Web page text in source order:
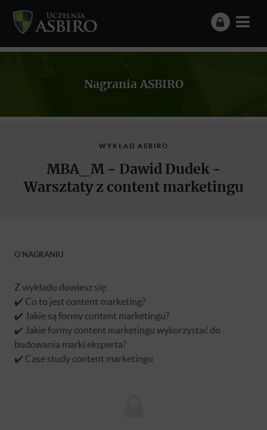
Nagrania ASBIRO
WYKŁAD ASBIRO
MBA_M - Dawid Dudek -
Warsztaty z content marketingu
O NAGRANIU
Z wykładu dowiesz się:
✔️ Co to jest content marketing?
✔️ Jakie są formy content marketingu?
✔️ Jakie formy content marketingu wykorzystać do
budowania marki eksperta?
✔️ Case study content marketingu